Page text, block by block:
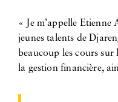
« Je m’appelle Etienne
jeunes talents de
beaucoup les cours sur
la gestion financière,